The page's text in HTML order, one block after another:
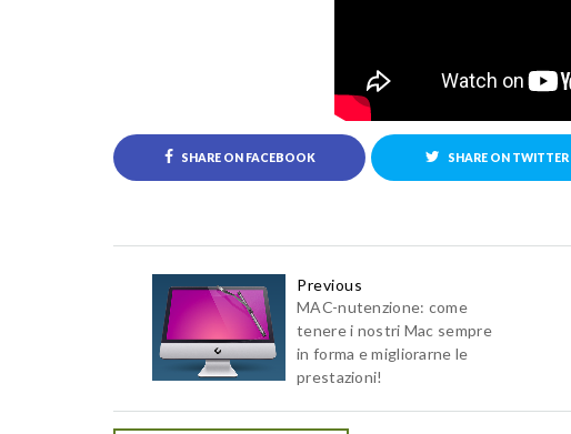
SHARE ON FACEBOOK SHARE ON TWITTER
Previous
MAC-nutenzione: come
tenere i nostri Mac sempre
in forma e migliorarne le
prestazioni!